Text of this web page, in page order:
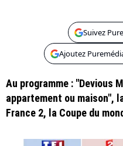
Suivez
Ajoutez
Au programme : "Devious
appartement ou maison",
France 2, la Coupe du